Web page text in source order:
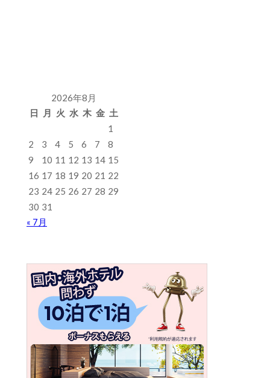
2026年8月
日
月 火 水 木 金 土
1
2
3 4 5 6 7
8
9
10 11 12 13 14 15
16 17 18 19 20 21 22
23 24 25 26 27 28 29
30 31
« 7月